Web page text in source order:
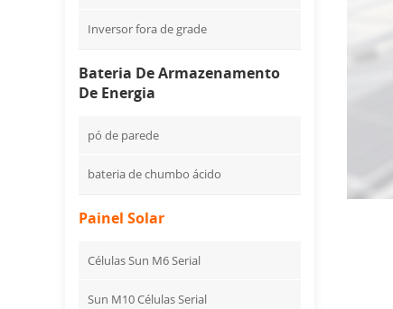
Inversor fora de grade
Bateria De Armazenamento
De Energia
pó de parede
bateria de chumbo ácido
Painel Solar
Células Sun M6 Serial
Sun M10 Células Serial